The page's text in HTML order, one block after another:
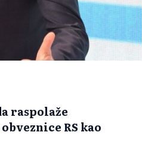
raspolaže
RS kao